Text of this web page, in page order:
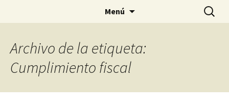
Menú Buscar:
Archivo de la etiqueta:
Cumplimiento fiscal